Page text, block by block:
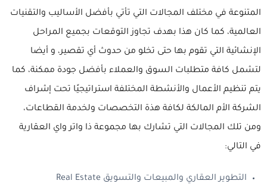
المتنوعة في مختلف المجالات التي تأتي بأفضل الأساليب والتقنيات
العالمية، كما كان هذا بهدف تجاوز التوقعات بجميع المراحل
الإنشائية التي تقوم بها حتى تخلو من حدوث أي تقصير، و أيضا
لتشمل كافة متطلبات السوق والعملاء بأفضل جودة ممكنة، كما
يتم تنظيم الأعمال والأنشطة المختلفة استراتيجيًا تحت إشراف
الشركة الأم المالكة لكافة هذة التخصصات ولخدمة القطاعات،
ومن تلك المجالات التي تشارك بها مجموعة ذا واتر واي العقارية
في التالي:
التطوير العقاري والمبيعات والتسويق Real Estate